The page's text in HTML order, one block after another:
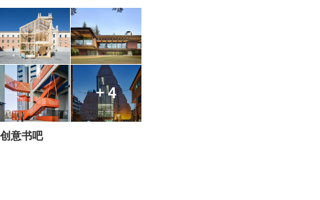
+ 4
创意书吧